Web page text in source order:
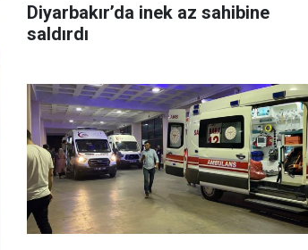
Diyarbakır’da inek az sahibine
saldırdı